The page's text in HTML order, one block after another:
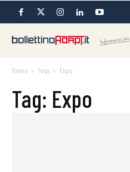
Home Tags Expo
Tag: Expo